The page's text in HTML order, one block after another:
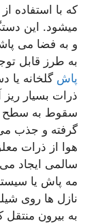
که با استفاده
میشود. این
و به فضا می
به طرز قابل
پاش گلخانه یا
سقوط به سطح
گرفته و جذب
هوا از ذرات
سالمی ایجاد
مه پاش یا
نازل ها روی
به بیرون منتقل